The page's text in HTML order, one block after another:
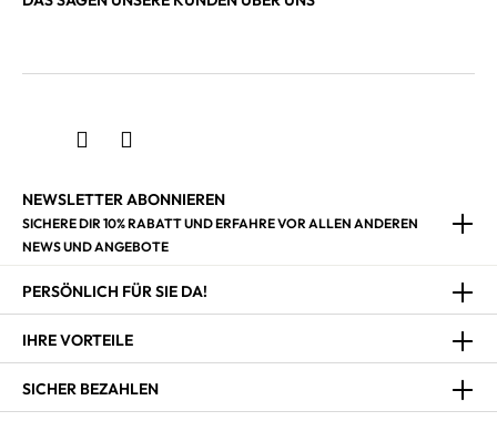
NEWSLETTER ABONNIEREN
SICHERE DIR 10% RABATT UND ERFAHRE VOR ALLEN ANDEREN
NEWS UND ANGEBOTE
PERSÖNLICH FÜR SIE DA!
IHRE VORTEILE
SICHER BEZAHLEN